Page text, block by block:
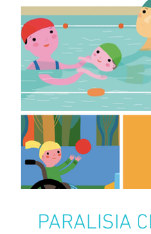
PARALISIA